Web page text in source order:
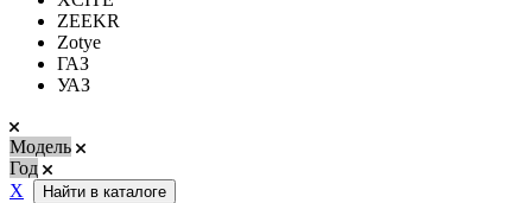
ZEEKR
Zotye
ГАЗ
УАЗ
Модель
Год
Х
Найти в каталоге